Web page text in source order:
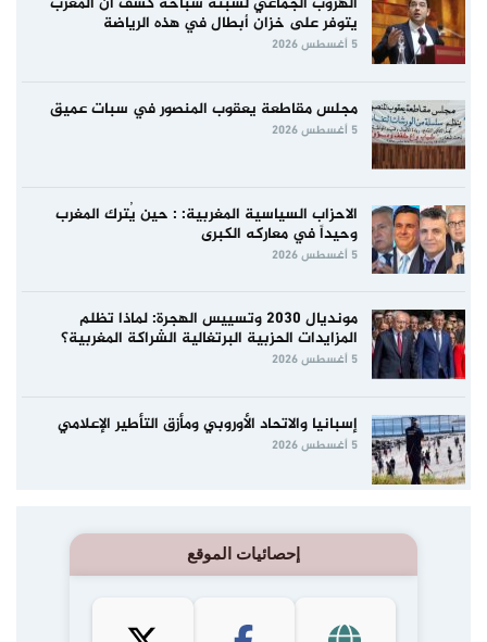
يتوفر على خزان أبطال في هذه الرياضة
5 أغسطس 2026
مجلس مقاطعة يعقوب المنصور في سبات عميق
5 أغسطس 2026
الاحزاب السياسية المغربية: : حين يُترك المغرب
وحيداً في معاركه الكبرى
5 أغسطس 2026
مونديال 2030 وتسييس الهجرة: لماذا تظلم
المزايدات الحزبية البرتغالية الشراكة المغربية؟
5 أغسطس 2026
إسبانيا والاتحاد الأوروبي ومأزق التأطير الإعلامي
5 أغسطس 2026
إحصائيات الموقع